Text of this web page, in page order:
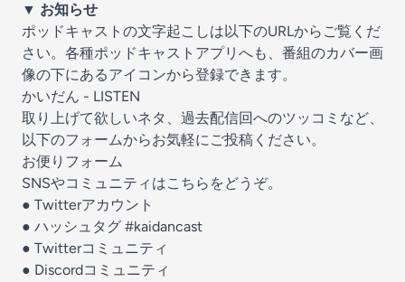
▼ お知らせ
ポッドキャストの文字起こしは以下のURLからご覧くだ
さい。各種ポッドキャストアプリへも、番組のカバー画
像の下にあるアイコンから登録できます。
かいだん - LISTEN
取り上げて欲しいネタ、過去配信回へのツッコミなど、
以下のフォームからお気軽にご投稿ください。
お便りフォーム
SNSやコミュニティはこちらをどうぞ。
● Twitterアカウント
● ハッシュタグ #kaidancast
● Twitterコミュニティ
● Discordコミュニティ